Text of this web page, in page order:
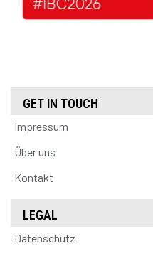
GET IN TOUCH
Impressum
Über uns
Kontakt
LEGAL
Datenschutz